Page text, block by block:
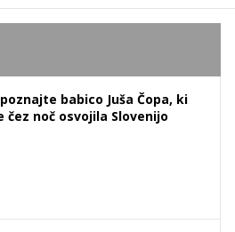
babico Juša Čopa, ki
čez noč osvojila Slovenijo